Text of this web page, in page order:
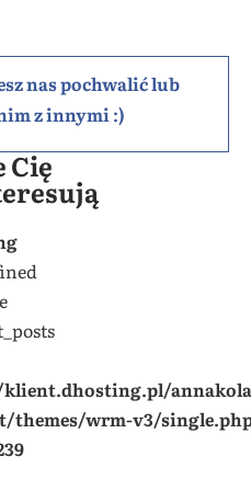
nas pochwalić lub
z innymi :)
Cię
themes/wrm-v3/